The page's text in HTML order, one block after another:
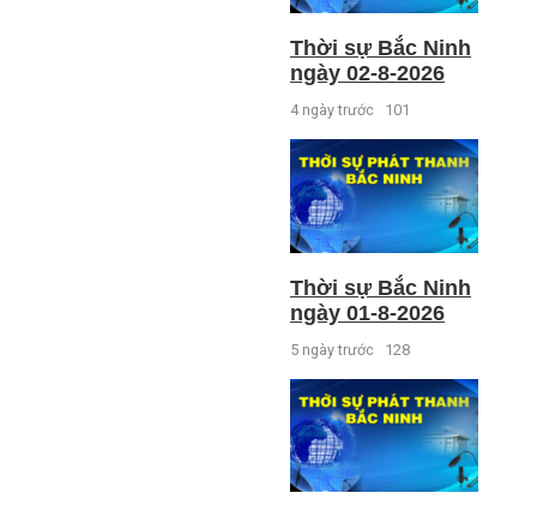
Thời sự Bắc Ninh
ngày 02-8-2026
4 ngày trước 101
Thời sự Bắc Ninh
ngày 01-8-2026
5 ngày trước 128